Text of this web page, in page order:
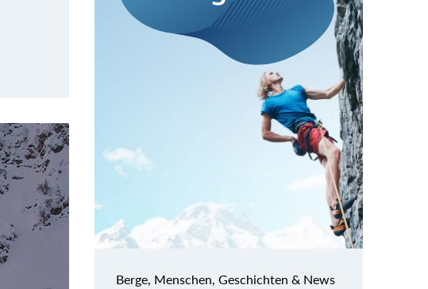
Berge, Menschen, Geschichten & News